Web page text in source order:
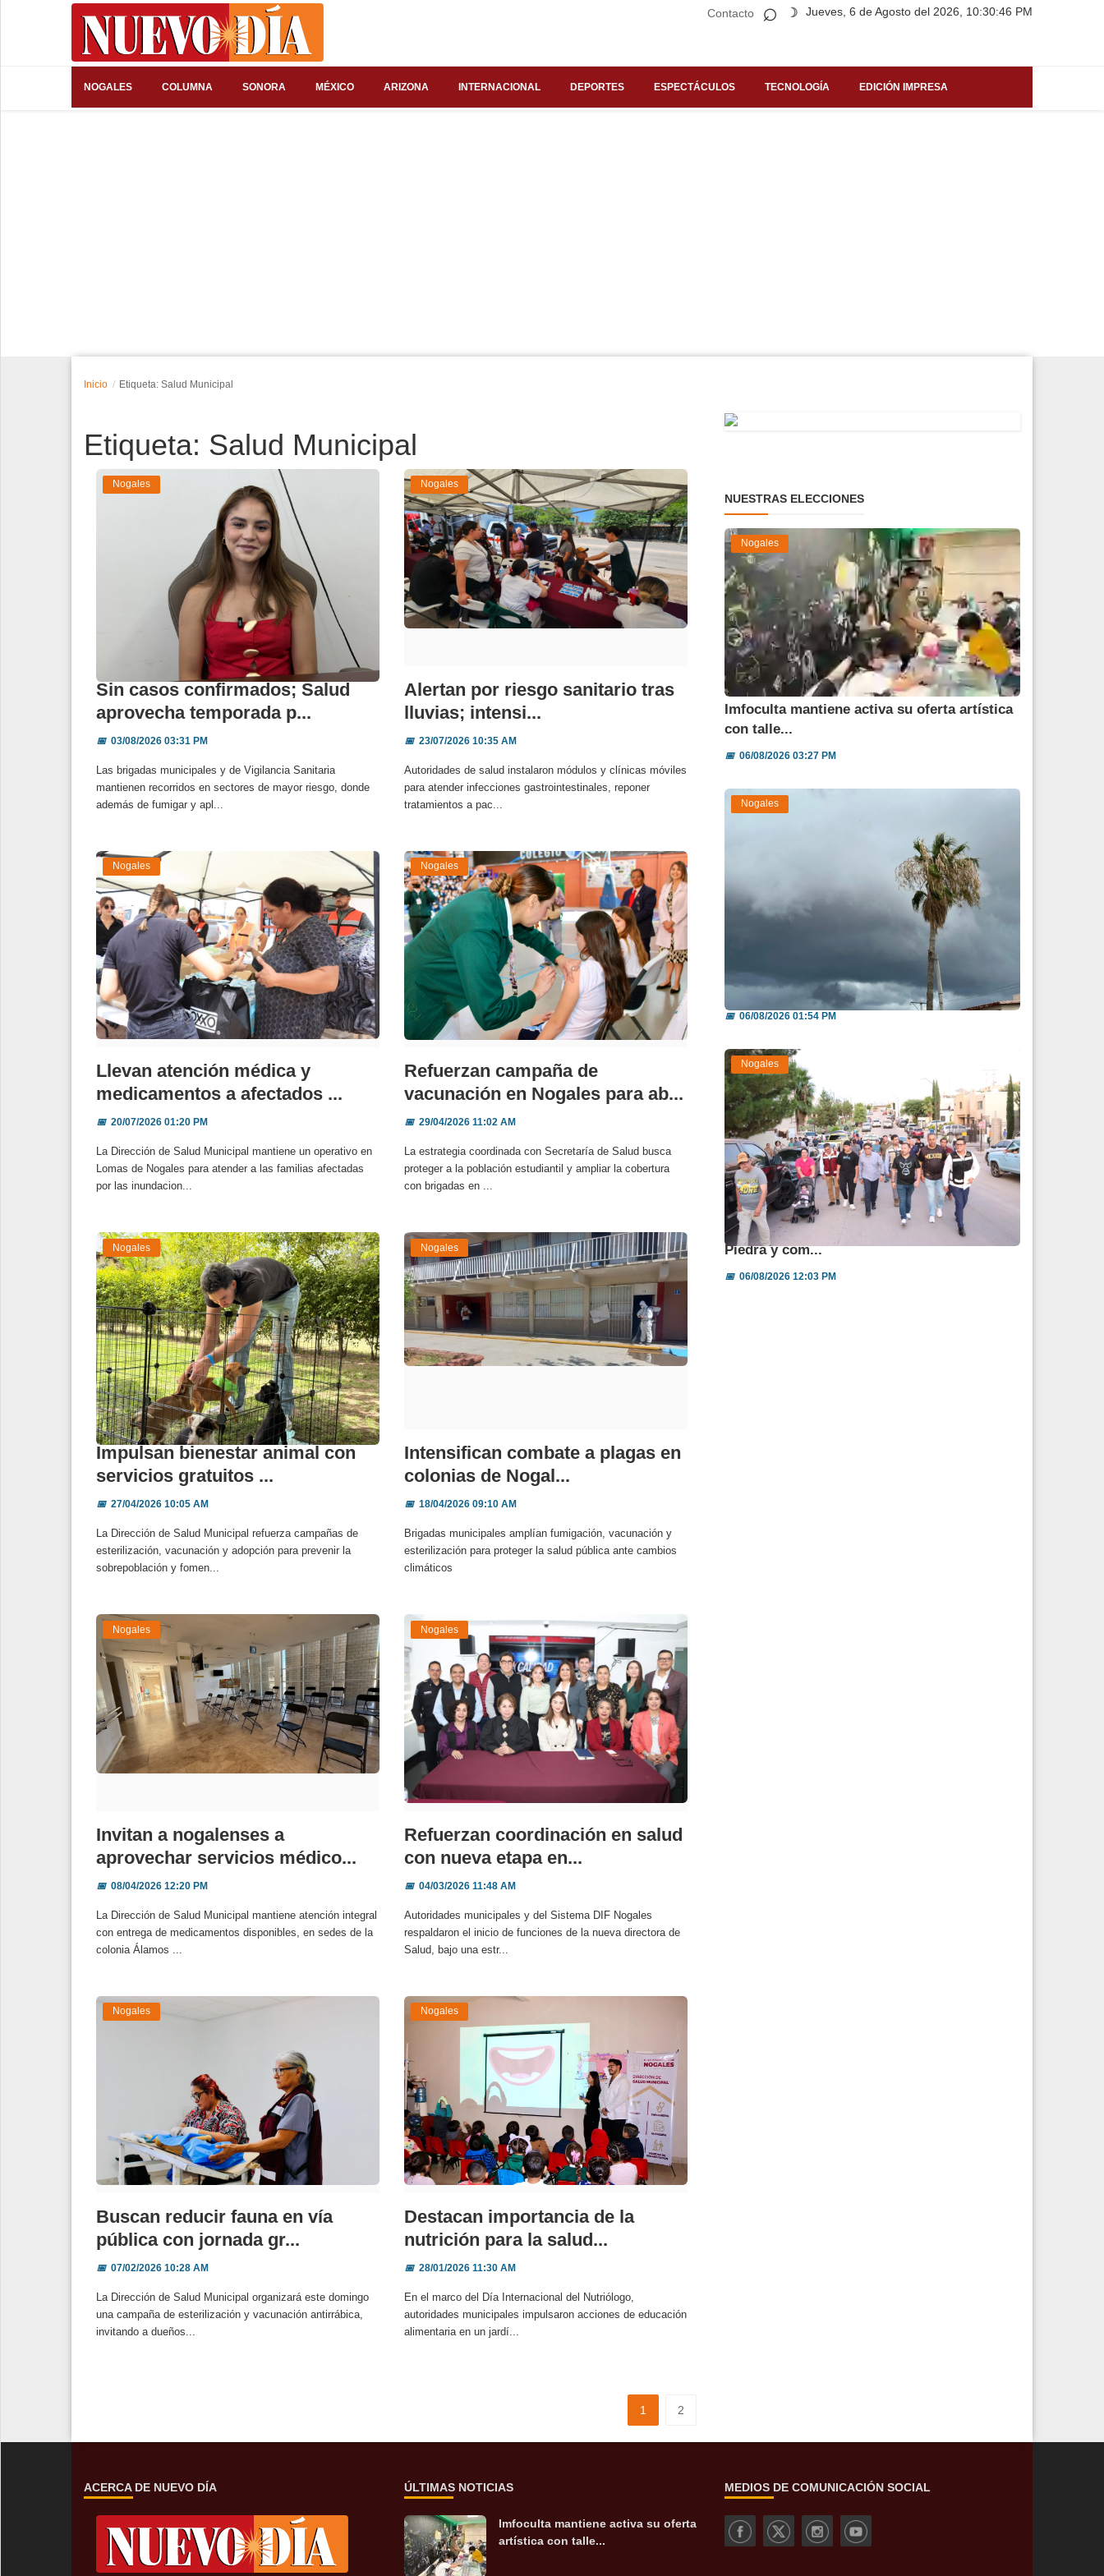
Contacto Jueves, 6 de Agosto del 2026, 10:30:46 PM
⌕ ☽
NOGALES COLUMNA SONORA MÉXICO ARIZONA INTERNACIONAL DEPORTES ESPECTÁCULOS TECNOLOGÍA EDICIÓN IMPRESA
Inicio Etiqueta: Salud Municipal
Etiqueta: Salud Municipal
Nogales
Sin casos confirmados; Salud
aprovecha temporada p...
📅03/08/2026 03:31 PM
Las brigadas municipales y de Vigilancia Sanitaria
mantienen recorridos en sectores de mayor riesgo, donde
además de fumigar y apl...
Nogales
Alertan por riesgo sanitario tras
lluvias; intensi...
📅23/07/2026 10:35 AM
Autoridades de salud instalaron módulos y clínicas móviles
para atender infecciones gastrointestinales, reponer
tratamientos a pac...
Nogales
Llevan atención médica y
medicamentos a afectados ...
📅20/07/2026 01:20 PM
La Dirección de Salud Municipal mantiene un operativo en
Lomas de Nogales para atender a las familias afectadas
por las inundacion...
Nogales
Refuerzan campaña de
vacunación en Nogales para ab...
📅29/04/2026 11:02 AM
La estrategia coordinada con Secretaría de Salud busca
proteger a la población estudiantil y ampliar la cobertura
con brigadas en ...
Nogales
Impulsan bienestar animal con
servicios gratuitos ...
📅27/04/2026 10:05 AM
La Dirección de Salud Municipal refuerza campañas de
esterilización, vacunación y adopción para prevenir la
sobrepoblación y fomen...
Nogales
Intensifican combate a plagas en
colonias de Nogal...
📅18/04/2026 09:10 AM
Brigadas municipales amplían fumigación, vacunación y
esterilización para proteger la salud pública ante cambios
climáticos
Nogales
Invitan a nogalenses a
aprovechar servicios médico...
📅08/04/2026 12:20 PM
La Dirección de Salud Municipal mantiene atención integral
con entrega de medicamentos disponibles, en sedes de la
colonia Álamos ...
Nogales
Refuerzan coordinación en salud
con nueva etapa en...
📅04/03/2026 11:48 AM
Autoridades municipales y del Sistema DIF Nogales
respaldaron el inicio de funciones de la nueva directora de
Salud, bajo una estr...
Nogales
Buscan reducir fauna en vía
pública con jornada gr...
📅07/02/2026 10:28 AM
La Dirección de Salud Municipal organizará este domingo
una campaña de esterilización y vacunación antirrábica,
invitando a dueños...
Nogales
Destacan importancia de la
nutrición para la salud...
📅28/01/2026 11:30 AM
En el marco del Día Internacional del Nutriólogo,
autoridades municipales impulsaron acciones de educación
alimentaria en un jardí...
1 2
NUESTRAS ELECCIONES
Nogales
Imfoculta mantiene activa su oferta artística
con talle...
📅06/08/2026 03:27 PM
Nogales
Piden evitar arroyos y vialidades de riesgo
ante pronós...
📅06/08/2026 01:54 PM
Nogales
Alcalde supervisa necesidades de Fuente de
Piedra y com...
📅06/08/2026 12:03 PM
ACERCA DE NUEVO DÍA ÚLTIMAS NOTICIAS
Imfoculta mantiene activa su oferta
artística con talle...
MEDIOS DE COMUNICACIÓN SOCIAL